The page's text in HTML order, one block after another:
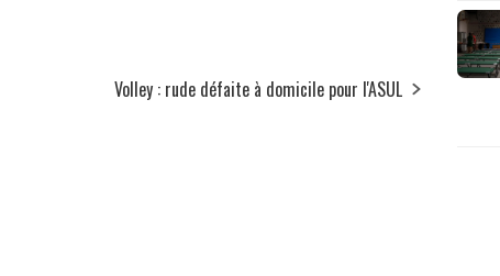
Volley : rude défaite à domicile pour l'ASUL